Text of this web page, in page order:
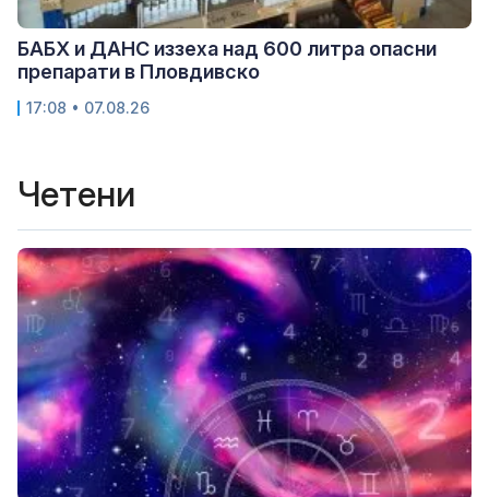
БАБХ и ДАНС иззеха над 600 литра опасни
препарати в Пловдивско
17:08 • 07.08.26
Четени